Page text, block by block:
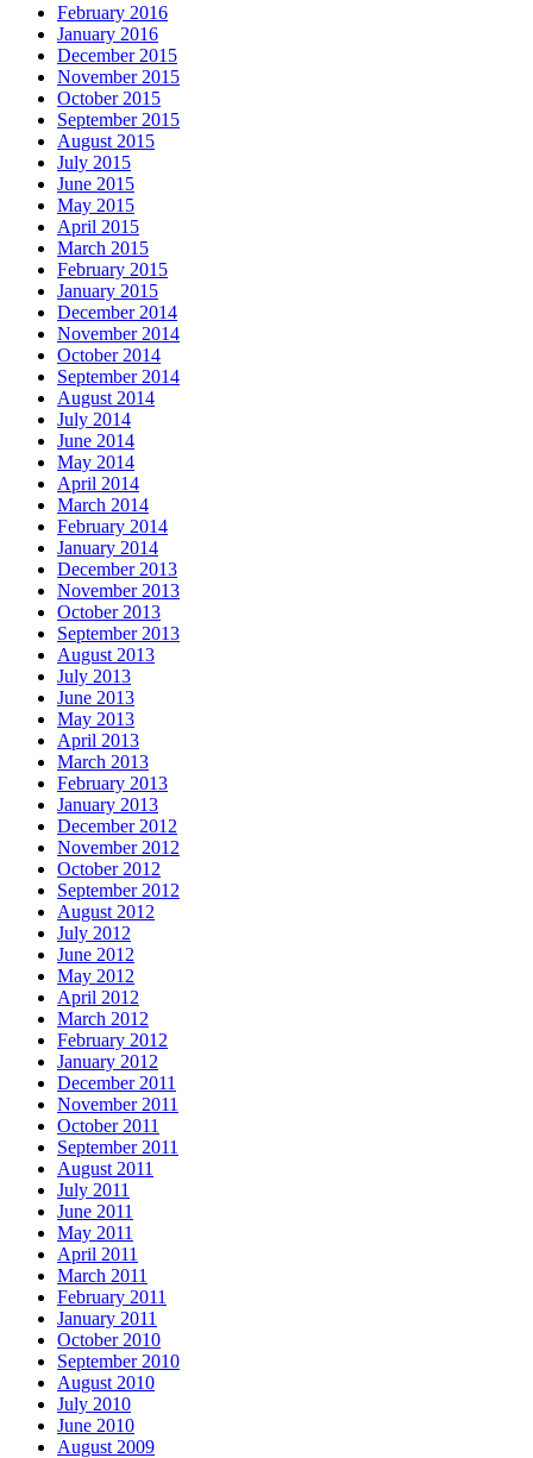
February 2016
January 2016
December 2015
November 2015
October 2015
September 2015
August 2015
July 2015
June 2015
May 2015
April 2015
March 2015
February 2015
January 2015
December 2014
November 2014
October 2014
September 2014
August 2014
July 2014
June 2014
May 2014
April 2014
March 2014
February 2014
January 2014
December 2013
November 2013
October 2013
September 2013
August 2013
July 2013
June 2013
May 2013
April 2013
March 2013
February 2013
January 2013
December 2012
November 2012
October 2012
September 2012
August 2012
July 2012
June 2012
May 2012
April 2012
March 2012
February 2012
January 2012
December 2011
November 2011
October 2011
September 2011
August 2011
July 2011
June 2011
May 2011
April 2011
March 2011
February 2011
January 2011
October 2010
September 2010
August 2010
July 2010
June 2010
August 2009